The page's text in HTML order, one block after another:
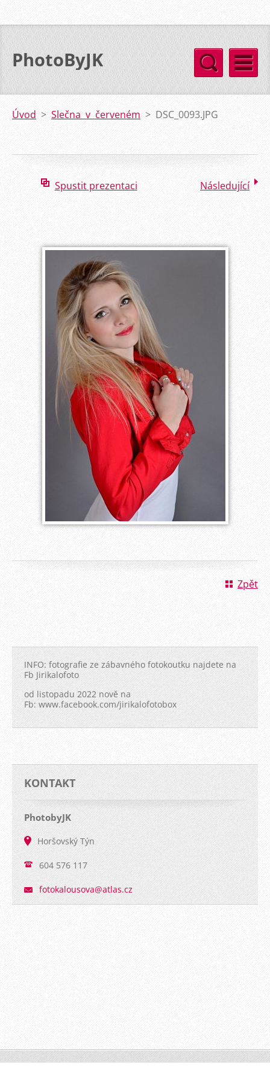
PhotoByJK
Úvod > Slečna v červeném > DSC_0093.JPG
Spustit prezentaci Následující
Zpět
INFO: fotografie ze zábavného fotokoutku najdete na
Fb Jirikalofoto
od listopadu 2022 nově na
Fb: www.facebook.com/jirikalofotobox
KONTAKT
PhotobyJK
Horšovský Týn
604 576 117
fotokalousova@atlas.cz